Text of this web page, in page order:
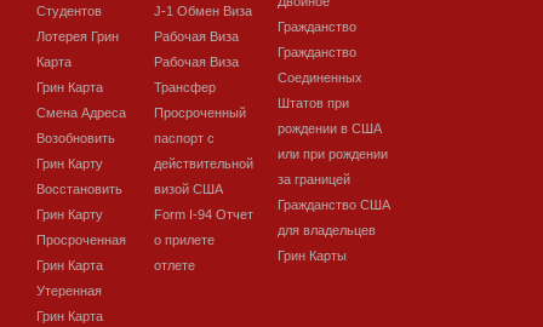
Студентов
Лотерея Грин
Карта
Грин Карта
Смена Адреса
Возобновить
Грин Карту
Восстановить
Грин Карту
Просроченная
Грин Карта
Утеренная
Грин Карта
J-1 Обмен Виза
Рабочая Виза
Рабочая Виза
Трансфер
Просроченный
паспорт с
действительной
визой США
Form I-94 Отчет
о прилете
отлете
Гражданство
Гражданство
Соединенных
Штатов при
рождении в США
или при рождении
за границей
Гражданство США
для владельцев
Грин Карты